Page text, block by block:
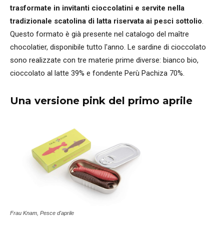
trasformate in invitanti cioccolatini e servite nella
tradizionale scatolina di latta riservata ai pesci sottolio.
Questo formato è già presente nel catalogo del maître
chocolatier, disponibile tutto l'anno. Le sardine di cioccolato
sono realizzate con tre materie prime diverse: bianco bio,
cioccolato al latte 39% e fondente Perù Pachiza 70%.
Una versione pink del primo aprile
Frau Knam, Pesce d'aprile